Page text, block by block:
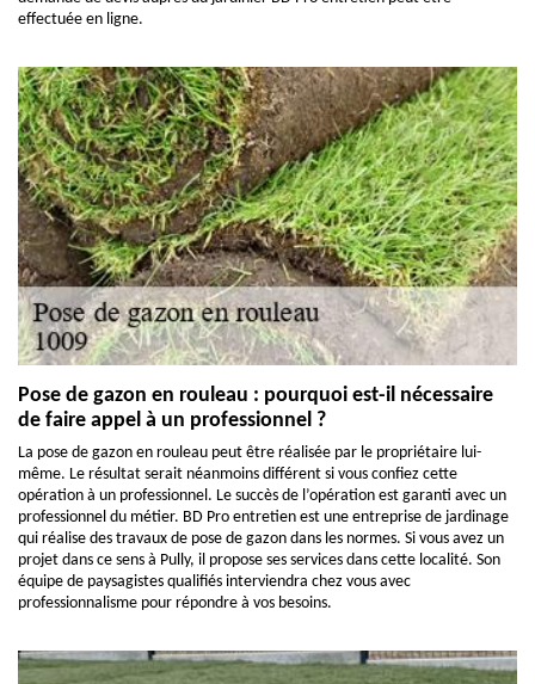
effectuée en ligne.
Pose de gazon en rouleau : pourquoi est-il nécessaire
de faire appel à un professionnel ?
La pose de gazon en rouleau peut être réalisée par le propriétaire lui-
même. Le résultat serait néanmoins différent si vous confiez cette
opération à un professionnel. Le succès de l’opération est garanti avec un
professionnel du métier. BD Pro entretien est une entreprise de jardinage
qui réalise des travaux de pose de gazon dans les normes. Si vous avez un
projet dans ce sens à Pully, il propose ses services dans cette localité. Son
équipe de paysagistes qualifiés interviendra chez vous avec
professionnalisme pour répondre à vos besoins.